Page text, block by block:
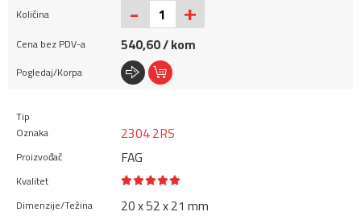
- +
540,60 / kom
2304 2RS
FAG
20 x 52 x 21 mm